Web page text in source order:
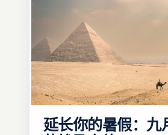
延长你的暑假：九